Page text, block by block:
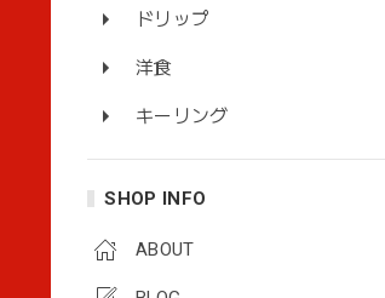
ドリップ
洋食
キーリング
SHOP INFO
ABOUT